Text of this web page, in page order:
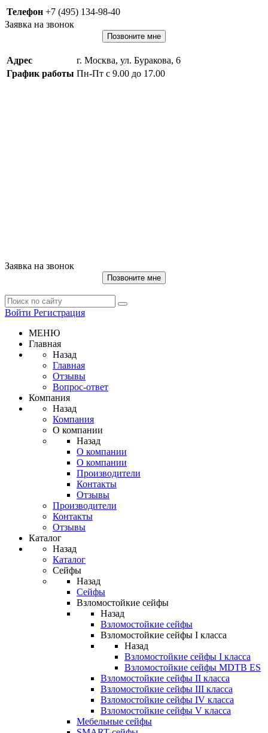
Телефон +7 (495) 134-98-40
Заявка на звонок
Позвоните мне
Адрес
г. Москва, ул. Буракова, 6
График работы Пн-Пт с 9.00 до 17.00
Заявка на звонок
Позвоните мне
Войти Регистрация
МЕНЮ
Главная
Назад
Главная
Отзывы
Вопрос-ответ
Компания
Назад
Компания
О компании
Назад
О компании
О компании
Производители
Контакты
Отзывы
Производители
Контакты
Отзывы
Каталог
Назад
Каталог
Сейфы
Назад
Сейфы
Взломостойкие сейфы
Назад
Взломостойкие сейфы
Взломостойкие сейфы I класса
Назад
Взломостойкие сейфы I класса
Взломостойкие сейфы MDTB ES
Взломостойкие сейфы II класса
Взломостойкие сейфы III класса
Взломостойкие сейфы IV класса
Взломостойкие сейфы V класса
Мебельные сейфы